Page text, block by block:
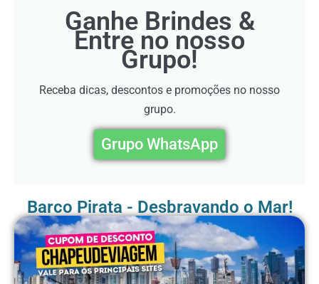
Ganhe Brindes &
Entre no nosso
Grupo!
Receba dicas, descontos e promoções no nosso
grupo.
Grupo WhatsApp
Barco Pirata - Desbravando o Mar!